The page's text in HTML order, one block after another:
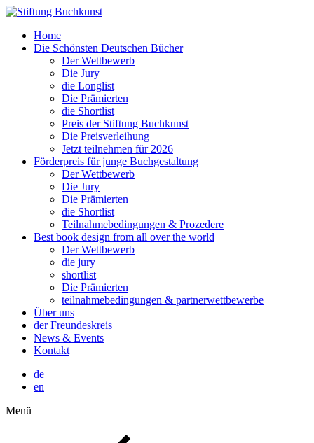
Home
Die Schönsten Deutschen Bücher
Der Wettbewerb
Die Jury
die Longlist
Die Prämierten
die Shortlist
Preis der Stiftung Buchkunst
Die Preisverleihung
Jetzt teilnehmen für 2026
Förderpreis für junge Buchgestaltung
Der Wettbewerb
Die Jury
Die Prämierten
die Shortlist
Teilnahmebedingungen & Prozedere
Best book design from all over the world
Der Wettbewerb
die jury
shortlist
Die Prämierten
teilnahmebedingungen & partnerwettbewerbe
Über uns
der Freundeskreis
News & Events
Kontakt
de
en
Menü